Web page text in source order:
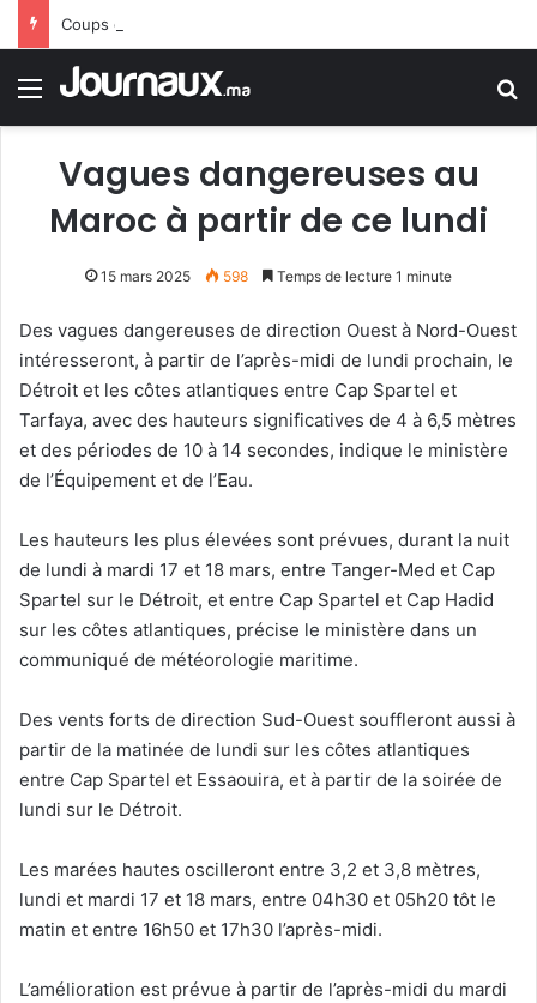
Menu
Vagues dangereuses au
Maroc à partir de ce lundi
15 mars 2025 598 Temps de lecture 1 minute
Des vagues dangereuses de direction Ouest à Nord-Ouest
intéresseront, à partir de l’après-midi de lundi prochain, le
Détroit et les côtes atlantiques entre Cap Spartel et
Tarfaya, avec des hauteurs significatives de 4 à 6,5 mètres
et des périodes de 10 à 14 secondes, indique le ministère
de l’Équipement et de l’Eau.
Les hauteurs les plus élevées sont prévues, durant la nuit
de lundi à mardi 17 et 18 mars, entre Tanger-Med et Cap
Spartel sur le Détroit, et entre Cap Spartel et Cap Hadid
sur les côtes atlantiques, précise le ministère dans un
communiqué de météorologie maritime.
Des vents forts de direction Sud-Ouest souffleront aussi à
partir de la matinée de lundi sur les côtes atlantiques
entre Cap Spartel et Essaouira, et à partir de la soirée de
lundi sur le Détroit.
Les marées hautes oscilleront entre 3,2 et 3,8 mètres,
lundi et mardi 17 et 18 mars, entre 04h30 et 05h20 tôt le
matin et entre 16h50 et 17h30 l’après-midi.
L’amélioration est prévue à partir de l’après-midi du mardi